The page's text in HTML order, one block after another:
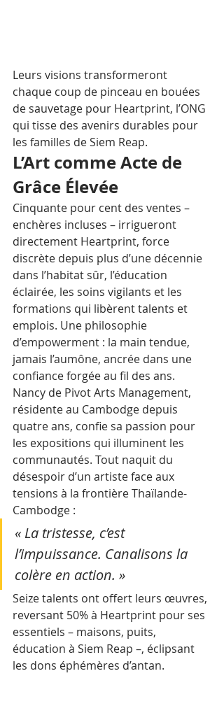
Leurs visions transformeront
chaque coup de pinceau en bouées
de sauvetage pour Heartprint, l’ONG
qui tisse des avenirs durables pour
les familles de Siem Reap.
L’Art comme Acte de
Grâce Élevée
Cinquante pour cent des ventes –
enchères incluses – irrigueront
directement Heartprint, force
discrète depuis plus d’une décennie
dans l’habitat sûr, l’éducation
éclairée, les soins vigilants et les
formations qui libèrent talents et
emplois. Une philosophie
d’empowerment : la main tendue,
jamais l’aumône, ancrée dans une
confiance forgée au fil des ans.
Nancy de Pivot Arts Management,
résidente au Cambodge depuis
quatre ans, confie sa passion pour
les expositions qui illuminent les
communautés. Tout naquit du
désespoir d’un artiste face aux
tensions à la frontière Thaïlande-
Cambodge :
« La tristesse, c’est
l’impuissance. Canalisons la
colère en action. »
Seize talents ont offert leurs œuvres,
reversant 50% à Heartprint pour ses
essentiels – maisons, puits,
éducation à Siem Reap –, éclipsant
les dons éphémères d’antan.